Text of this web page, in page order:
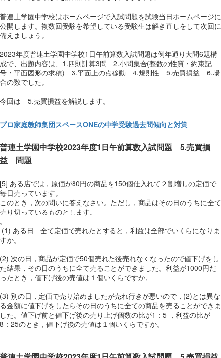
普連土学園中学校はホームページで入試問題を試験当日ホームページに
公開します。複数回受験を希望している受験生は解き直しをして次回に
備えましょう。
2023年度普連土学園中学校1日午前算数入試問題は例年通り大問6題構
成で、出題内容は、1.四則計算3問 2.小問集合(整数の性質・約束記
号・平面図形の求積) 3.平面上の点移動 4.規則性 5.売買損益 6.場
合の数でした。
今回は 5.売買損益を解説します。
プロ家庭教師集団スペースONEの中学受験過去問傾向と対策
普連土学園中学校2023年度1日午前算数入試問題 5.売買損
益 問題
[5] ある店では，原価が80円の商品を150個仕入れて２割増しの定価で
毎日売っています。
このとき，次の問いに答えなさい。ただし，商品はその日のうちに全て
売り切っているものとします。
。
(1) ある日，全て定価で売れたとすると，利益は全部でいくらになりま
すか。
(2) 次の日，商品が定価で50個売れた後売れなくなったので値下げをし
た結果，その日のうちに全て売ることができました。利益が1000円だ
ったとき，値下げ後の売値は１個いくらですか。
(3) 別の日，定価で売り始めましたが売れ行きが悪いので，(2)とは異な
る金額に値下げをしたらその日のうちに全ての商品を売ることができま
した。値下げ前と値下げ後の売り上げ個数の比が1：5 ，利益の比が
8：25のとき，値下げ後の売値は１個いくらですか。